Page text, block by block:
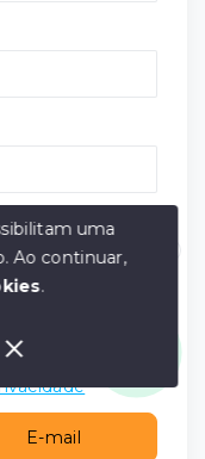
E-mail
em posso ajudar?
uma
Ao continuar,
.